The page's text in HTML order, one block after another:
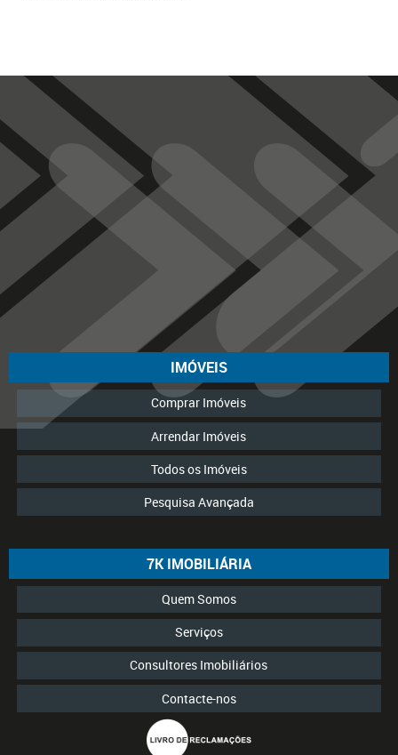
IMÓVEIS
Comprar Imóveis
Arrendar Imóveis
Todos os Imóveis
Pesquisa Avançada
7K IMOBILIÁRIA
Quem Somos
Serviços
Consultores Imobiliários
Contacte-nos